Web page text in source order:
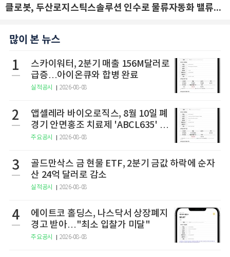
클로봇, 두산로지스틱스솔루션 인수로 물류자동화 밸류체인 확장 추진 - IBK투자증권
많이 본 뉴스
1
스카이워터, 2분기 매출 156M달러로
급증…아이온큐와 합병 완료
실적공시 2026-08-08
2
앱셀레라 바이오로직스, 8월 10일 폐
경기 안면홍조 치료제 'ABCL635' 임
상 2상 결과 발표
주요공시 2026-08-08
3
골드만삭스 금 현물 ETF, 2분기 금값 하락에 순자
산 24억 달러로 감소
실적공시 2026-08-08
4
에이트코 홀딩스, 나스닥서 상장폐지
경고 받아…"최소 입찰가 미달"
주요공시 2026-08-08